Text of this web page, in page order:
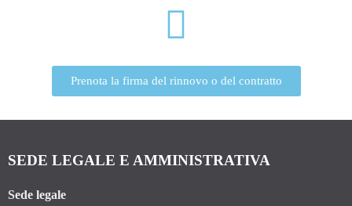
Prenota la firma del rinnovo o del contratto
SEDE LEGALE E AMMINISTRATIVA
Sede legale